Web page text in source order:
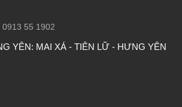
0913 55 1902
YÊN: MAI XÁ - TIÊN LỮ - HƯNG YÊN